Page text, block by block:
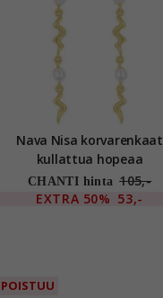
Nava Nisa korvarenkaat
kullattua hopeaa
CHANTI hinta 105,-
EXTRA 50% 53,-
POISTUU